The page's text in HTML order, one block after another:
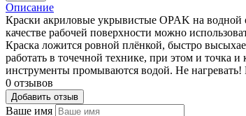
Описание
Краски акриловые укрывистые OPAK на
качестве рабочей поверхности можно
Краска ложится ровной плёнкой, быстро
работать в точечной технике, при этом и
инструменты промываются водой. Не
0 отзывов
Добавить отзыв
Ваше имя